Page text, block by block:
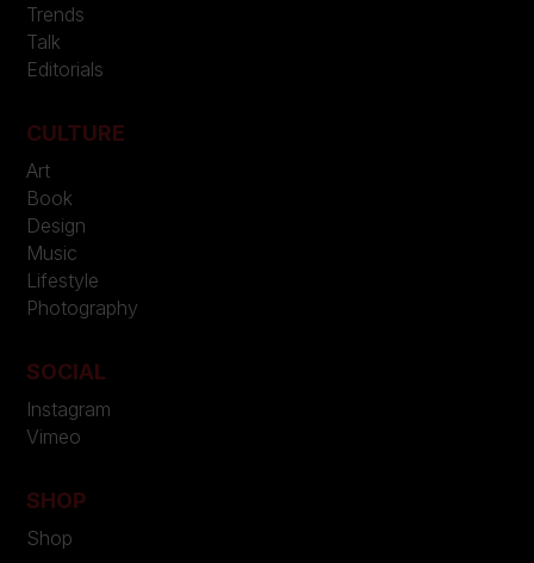
Trends
Talk
Editorials
CULTURE
Art
Book
Design
Music
Lifestyle
Photography
SOCIAL
Instagram
Vimeo
SHOP
Shop